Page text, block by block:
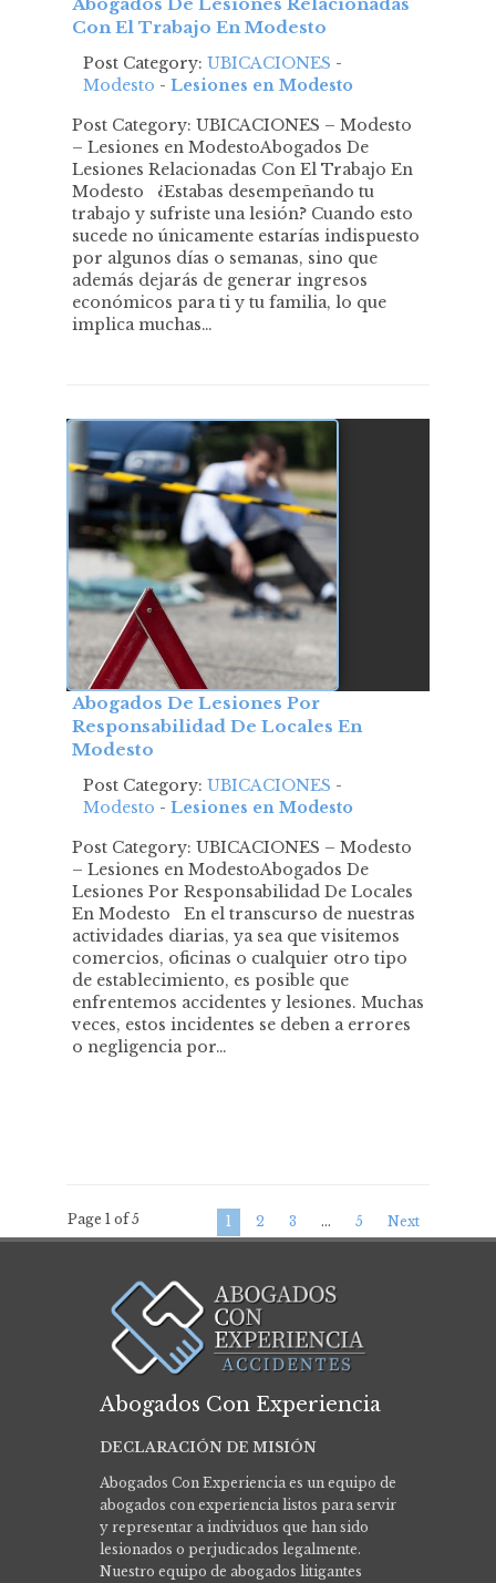
Con El Trabajo En Modesto
Post Category: UBICACIONES -
Modesto - Lesiones en Modesto
Post Category: UBICACIONES – Modesto
– Lesiones en ModestoAbogados De
Lesiones Relacionadas Con El Trabajo En
Modesto ¿Estabas desempeñando tu
trabajo y sufriste una lesión? Cuando esto
sucede no únicamente estarías indispuesto
por algunos días o semanas, sino que
además dejarás de generar ingresos
económicos para ti y tu familia, lo que
implica muchas…
Abogados De Lesiones Por
Responsabilidad De Locales En
Modesto
Post Category: UBICACIONES -
Modesto - Lesiones en Modesto
Post Category: UBICACIONES – Modesto
– Lesiones en ModestoAbogados De
Lesiones Por Responsabilidad De Locales
En Modesto En el transcurso de nuestras
actividades diarias, ya sea que visitemos
comercios, oficinas o cualquier otro tipo
de establecimiento, es posible que
enfrentemos accidentes y lesiones. Muchas
veces, estos incidentes se deben a errores
o negligencia por…
Page 1 of 5 1 2 3 … 5 Next
Abogados Con Experiencia
DECLARACIÓN DE MISIÓN
Abogados Con Experiencia es un equipo de
abogados con experiencia listos para servir
y representar a individuos que han sido
lesionados o perjudicados legalmente.
Nuestro equipo de abogados litigantes